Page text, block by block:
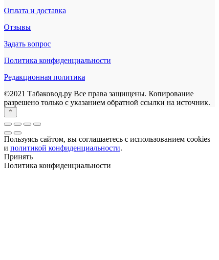
Оплата и доставка
Отзывы
Задать вопрос
Политика конфиденциальности
Редакционная политика
©2021 Табаковод.ру Все права защищены. Копирование
разрешено только с указанием обратной ссылки на источник.
Пользуясь сайтом, вы соглашаетесь с использованием cookies
и политикой конфиденциальности.
Принять
Политика конфиденциальности